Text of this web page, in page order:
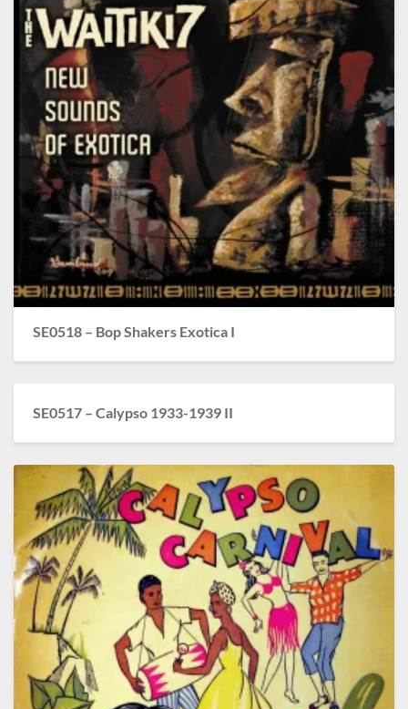
SE0518 – Bop Shakers Exotica I
SE0517 – Calypso 1933-1939 II